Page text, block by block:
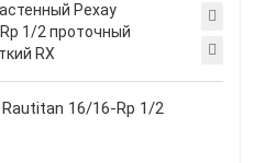
16/16-Rp 1/2